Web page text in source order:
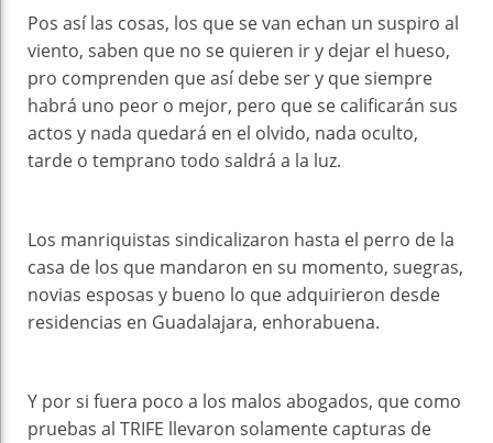
Pos así las cosas, los que se van echan un suspiro al
viento, saben que no se quieren ir y dejar el hueso,
pro comprenden que así debe ser y que siempre
habrá uno peor o mejor, pero que se calificarán sus
actos y nada quedará en el olvido, nada oculto,
tarde o temprano todo saldrá a la luz.
Los manriquistas sindicalizaron hasta el perro de la
casa de los que mandaron en su momento, suegras,
novias esposas y bueno lo que adquirieron desde
residencias en Guadalajara, enhorabuena.
Y por si fuera poco a los malos abogados, que como
pruebas al TRIFE llevaron solamente capturas de